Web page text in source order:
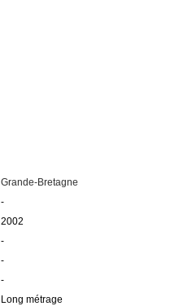
Grande-Bretagne
-
2002
-
-
-
Long métrage